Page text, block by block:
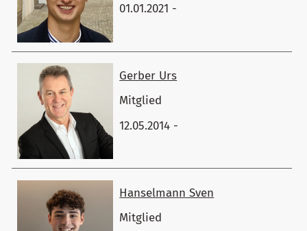
01.01.2021 -
Gerber ​Urs
Mitglied
12.05.2014 -
Hanselmann ​Sven
Mitglied